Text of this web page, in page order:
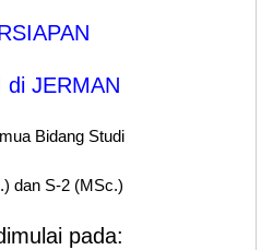
di JERMAN
Bidang Studi
dan S-2 (MSc.)
pada: